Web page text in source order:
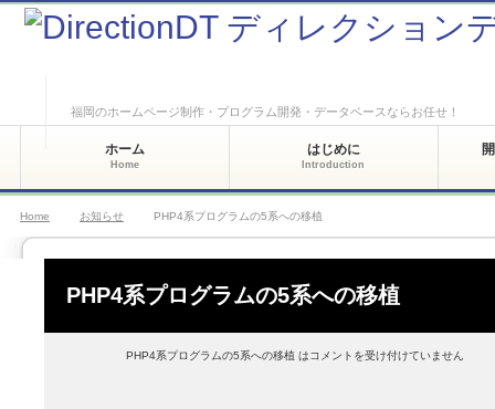
福岡のホームページ制作・プログラム開発・データベースならお任せ！
ホーム
Home
はじめに
Introduction
Home お知らせ PHP4系プログラムの5系への移植
PHP4系プログラムの5系への移植
PHP4系プログラムの5系への移植 はコメントを受け付けていません